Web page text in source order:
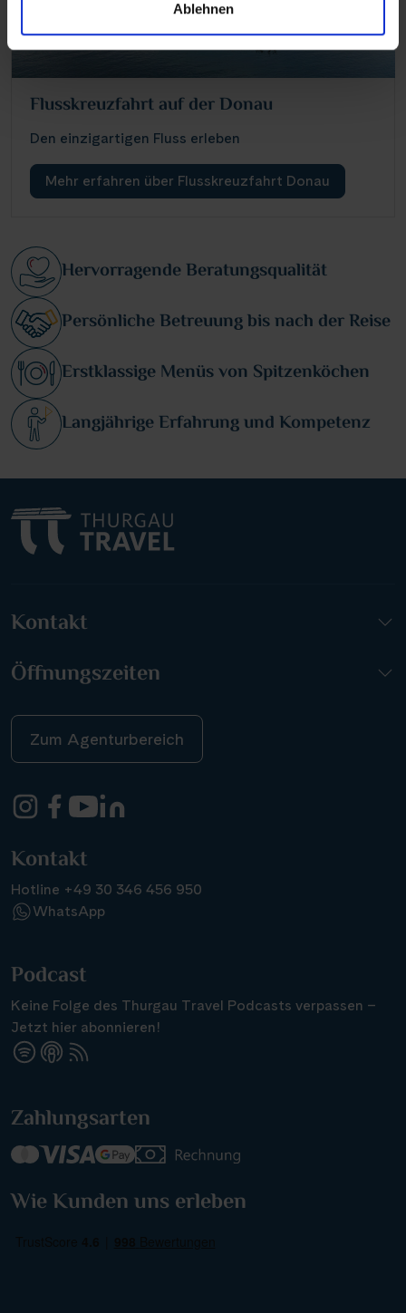
Ablehnen
Flusskreuzfahrt auf der Donau
Den einzigartigen Fluss erleben
Mehr erfahren über Flusskreuzfahrt Donau
Hervorragende Beratungsqualität
Persönliche Betreuung bis nach der Reise
Erstklassige Menüs von Spitzenköchen
Langjährige Erfahrung und Kompetenz
Kontakt
Öffnungszeiten
Zum Agenturbereich
Kontakt
Hotline +49 30 346 456 950
WhatsApp
Podcast
Keine Folge des Thurgau Travel Podcasts verpassen –
Jetzt hier abonnieren!
Zahlungsarten
Wie Kunden uns erleben
Suchen & Buchen
Reisezeitraum